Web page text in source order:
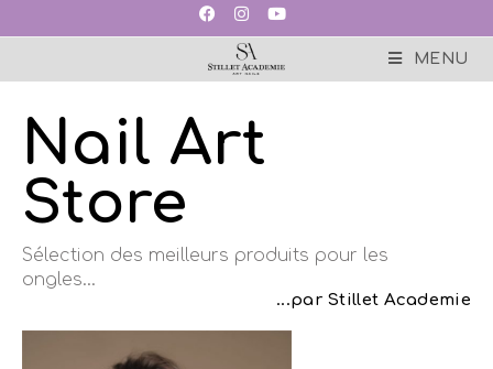
MENU
Nail Art
Store
Sélection des meilleurs produits pour les
ongles…
...par Stillet Academie